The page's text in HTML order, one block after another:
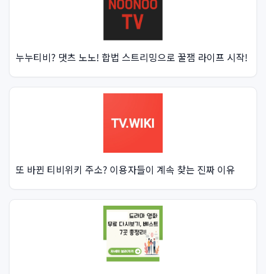
누누티비? 댓츠 노노! 합법 스트리밍으로 꿀잼 라이프 시작!
또 바뀐 티비위키 주소? 이용자들이 계속 찾는 진짜 이유